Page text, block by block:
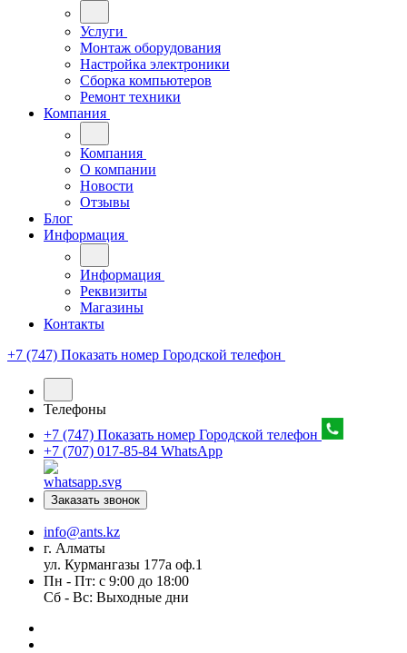
Услуги
Монтаж оборудования
Настройка электроники
Сборка компьютеров
Ремонт техники
Компания
Компания
О компании
Новости
Отзывы
Блог
Информация
Информация
Реквизиты
Магазины
Контакты
+7 (747) Показать номер Городской телефон
Телефоны
+7 (747) Показать номер Городской телефон
+7 (707) 017-85-84 WhatsApp
Заказать звонок
info@ants.kz
г. Алматы
ул. Курмангазы 177а оф.1
Пн - Пт: с 9:00 до 18:00
Сб - Вс: Выходные дни